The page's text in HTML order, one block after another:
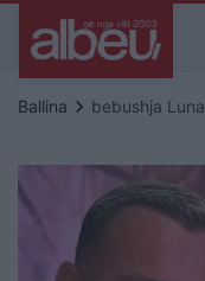
Ballina keyboard_arrow_right bebushja Luna